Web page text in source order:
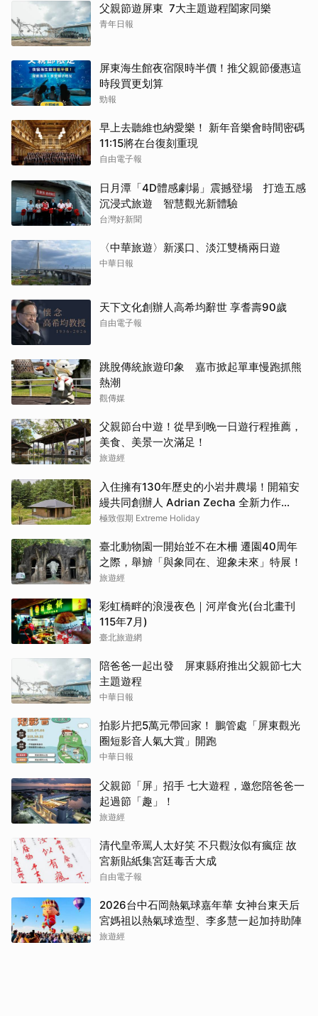
父親節遊屏東 7大主題遊程闔家同樂
青年日報
屏東海生館夜宿限時半價！推父親節優惠這
時段買更划算
勁報
早上去聽維也納愛樂！ 新年音樂會時間密碼
11:15將在台復刻重現
自由電子報
日月潭「4D體感劇場」震撼登場 打造五感
沉浸式旅遊 智慧觀光新體驗
台灣好新聞
〈中華旅遊〉新溪口、淡江雙橋兩日遊
中華日報
天下文化創辦人高希均辭世 享耆壽90歲
自由電子報
跳脫傳統旅遊印象 嘉市掀起單車慢跑抓熊
熱潮
觀傳媒
父親節台中遊！從早到晚一日遊行程推薦，
美食、美景一次滿足！
旅遊經
入住擁有130年歷史的小岩井農場！開箱安
縵共同創辦人 Adrian Zecha 全新力作
「AZUMA FARM KOIWAI」體驗最高級的
極致假期 Extreme Holiday
臺北動物園一開始並不在木柵 遷園40周年
之際，舉辧「與象同在、迎象未來」特展！
旅遊經
彩虹橋畔的浪漫夜色｜河岸食光(台北畫刊
115年7月)
臺北旅遊網
陪爸爸一起出發 屏東縣府推出父親節七大
主題遊程
中華日報
拍影片把5萬元帶回家！ 鵬管處「屏東觀光
圈短影音人氣大賞」開跑
中華日報
父親節「屏」招手 七大遊程，邀您陪爸爸一
起過節「趣」！
旅遊經
清代皇帝罵人太好笑 不只觀汝似有瘋症 故
宮新貼紙集宮廷毒舌大成
自由電子報
2026台中石岡熱氣球嘉年華 女神台東天后
宮媽祖以熱氣球造型、李多慧一起加持助陣
旅遊經